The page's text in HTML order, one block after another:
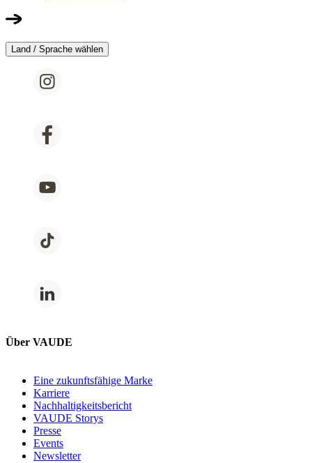
Land / Sprache wählen
Über VAUDE
Eine zukunftsfähige Marke
Karriere
Nachhaltigkeitsbericht
VAUDE Storys
Presse
Events
Newsletter